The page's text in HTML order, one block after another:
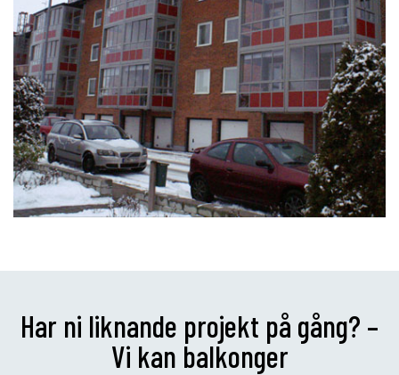
Har ni liknande projekt på gång? –
Vi kan balkonger